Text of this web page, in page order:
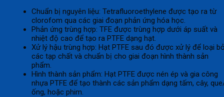
Chuẩn bị nguyên liệu: Tetrafluoroethylene được tạo ra từ
clorofom qua các giai đoạn phản ứng hóa học.
Phản ứng trùng hợp: TFE được trùng hợp dưới áp suất và
nhiệt độ cao để tạo ra PTFE dạng hạt.
Xử lý hậu trùng hợp: Hạt PTFE sau đó được xử lý để loại
các tạp chất và chuẩn bị cho giai đoạn hình thành sản
phẩm.
Hình thành sản phẩm: Hạt PTFE được nén ép và gia công
nhựa PTFE để tạo thành các sản phẩm dạng tấm, cây,
ống, hoặc phim.